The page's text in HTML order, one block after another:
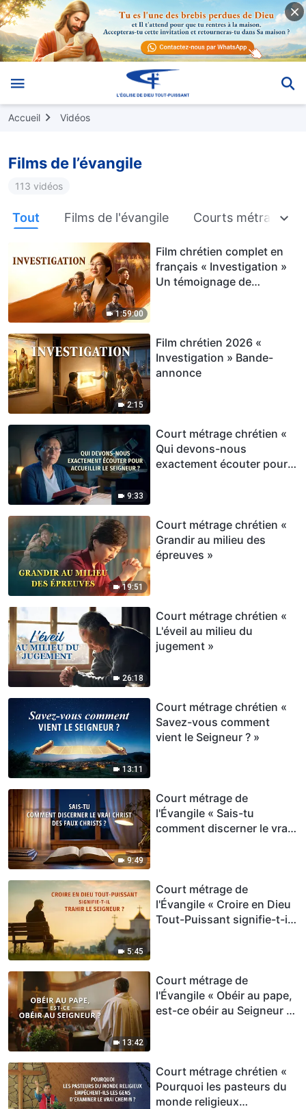
Accueil Vidéos
Films de l’évangile
113 vidéos
Tout Films de l'évangile Courts métrages
1:59:00
Film chrétien complet en
français « Investigation »
Un témoignage de
2:15
Film chrétien 2026 «
Investigation » Bande-
annonce
9:33
Court métrage chrétien «
Qui devons-nous
exactement écouter pour
19:51
Court métrage chrétien «
Grandir au milieu des
épreuves »
26:18
Court métrage chrétien «
L'éveil au milieu du
jugement »
13:11
Court métrage chrétien «
Savez-vous comment
vient le Seigneur ? »
9:49
Court métrage de
l'Évangile « Sais-tu
comment discerner le vrai
5:45
Court métrage de
l'Évangile « Croire en Dieu
Tout-Puissant signifie-t-il
13:42
Court métrage de
l'Évangile « Obéir au pape,
est-ce obéir au Seigneur ?
Court métrage chrétien «
Pourquoi les pasteurs du
monde religieux